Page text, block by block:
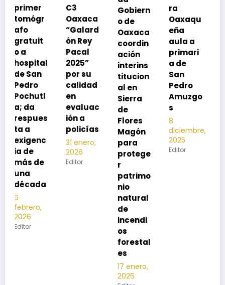
C3
Oaxaca
“Galard
ón Rey
Pacal
2025”
por su
calidad
en
evaluac
ión a
policías
31 enero,
2026
Editor
Gobiern
o de
Oaxaca
coordin
ación
interins
titucion
al en
Sierra
de
Flores
Magón
para
protege
r
ra
Oaxaqu
eña
aula a
primari
a de
San
Pedro
Amuzgo
s
8
diciembre,
2025
Editor
vacuna
rse de
neumoc
oco
para
preveni
r la
neumon
ía
2025
Editor